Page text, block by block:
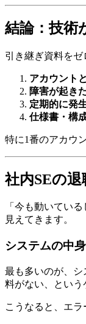
結論：技術
引き継ぎ資料を
アカウント
障害が起き
定期的に発
仕様書・構
特に1番のアカウ
社内SEの
「今も動いてい
見えてきます。
システムの中
最も多いのが、
料がない、という
こうなると、エ